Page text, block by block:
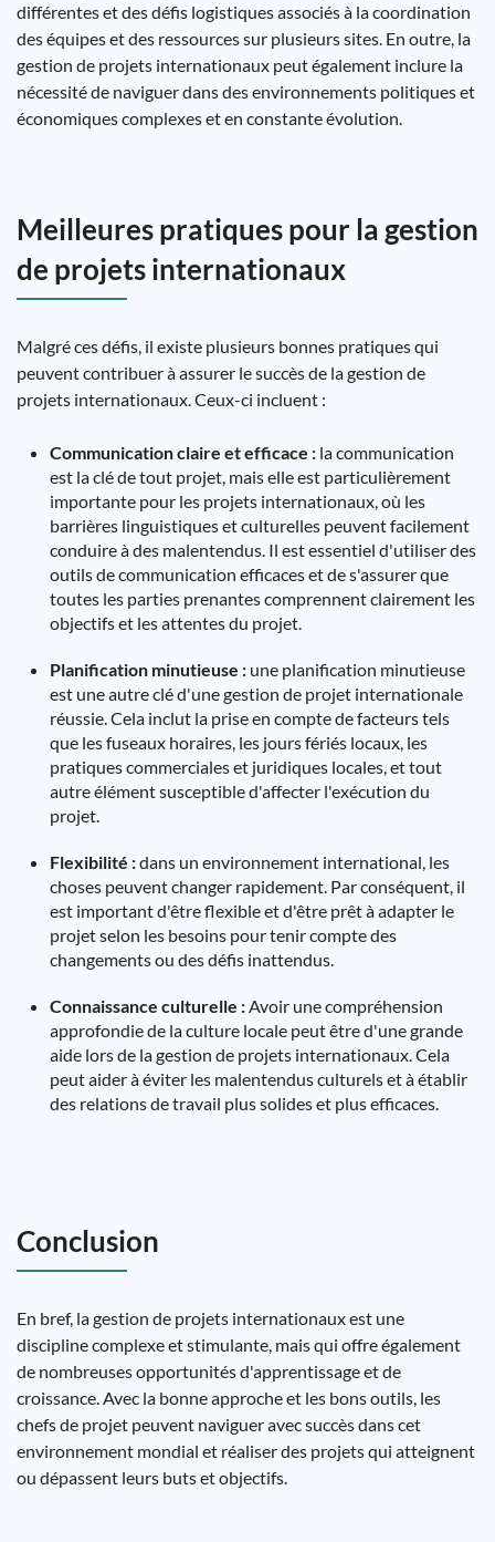
différentes et des défis logistiques associés à la coordination
des équipes et des ressources sur plusieurs sites. En outre, la
gestion de projets internationaux peut également inclure la
nécessité de naviguer dans des environnements politiques et
économiques complexes et en constante évolution.
Meilleures pratiques pour la gestion
de projets internationaux
Malgré ces défis, il existe plusieurs bonnes pratiques qui
peuvent contribuer à assurer le succès de la gestion de
projets internationaux. Ceux-ci incluent :
Communication claire et efficace : la communication
est la clé de tout projet, mais elle est particulièrement
importante pour les projets internationaux, où les
barrières linguistiques et culturelles peuvent facilement
conduire à des malentendus. Il est essentiel d'utiliser des
outils de communication efficaces et de s'assurer que
toutes les parties prenantes comprennent clairement les
objectifs et les attentes du projet.
Planification minutieuse : une planification minutieuse
est une autre clé d'une gestion de projet internationale
réussie. Cela inclut la prise en compte de facteurs tels
que les fuseaux horaires, les jours fériés locaux, les
pratiques commerciales et juridiques locales, et tout
autre élément susceptible d'affecter l'exécution du
projet.
Flexibilité :dans un environnement international, les
choses peuvent changer rapidement. Par conséquent, il
est important d'être flexible et d'être prêt à adapter le
projet selon les besoins pour tenir compte des
changements ou des défis inattendus.
Connaissance culturelle :Avoir une compréhension
approfondie de la culture locale peut être d'une grande
aide lors de la gestion de projets internationaux. Cela
peut aider à éviter les malentendus culturels et à établir
des relations de travail plus solides et plus efficaces.
Conclusion
En bref, la gestion de projets internationaux est une
discipline complexe et stimulante, mais qui offre également
de nombreuses opportunités d'apprentissage et de
croissance. Avec la bonne approche et les bons outils, les
chefs de projet peuvent naviguer avec succès dans cet
environnement mondial et réaliser des projets qui atteignent
ou dépassent leurs buts et objectifs.